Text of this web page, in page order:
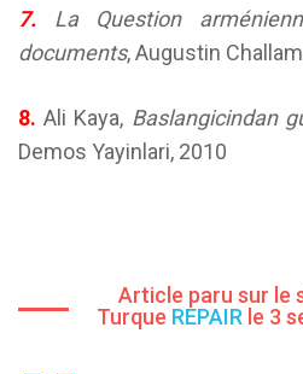
7. La Question
documents, Augustin
8. Ali Kaya, Baslangicindan
Demos Yayinlari, 2010
Article paru sur le
Turque REPAIR le 3